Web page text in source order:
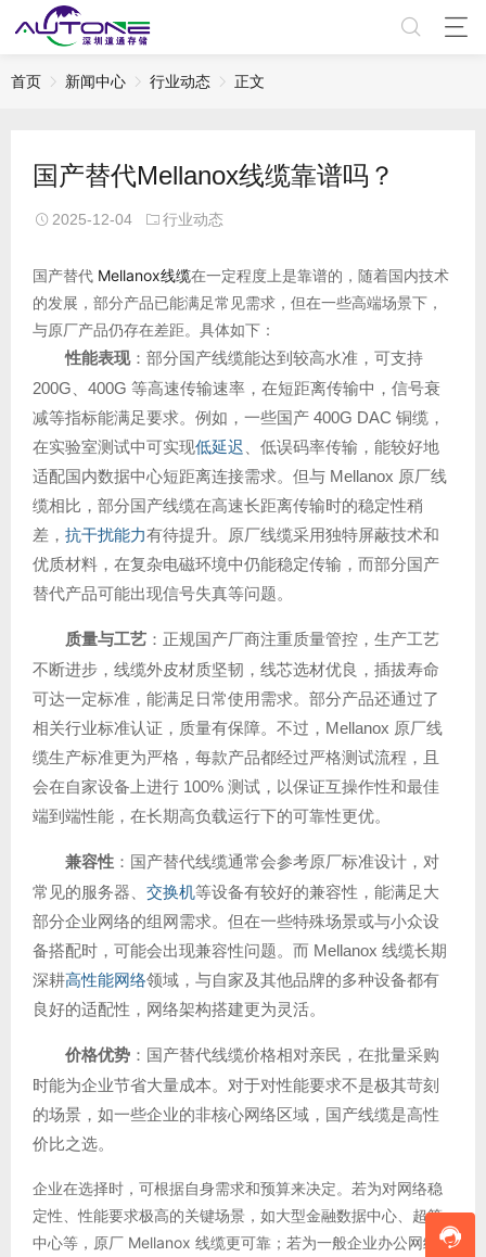
首页 新闻中心 行业动态 正文
国产替代Mellanox线缆靠谱吗？
2025-12-04 行业动态
国产替代 Mellanox线缆在一定程度上是靠谱的，随着国内技术
的发展，部分产品已能满足常见需求，但在一些高端场景下，
与原厂产品仍存在差距。具体如下：
性能表现：部分国产线缆能达到较高水准，可支持
200G、400G 等高速传输速率，在短距离传输中，信号衰
减等指标能满足要求。例如，一些国产 400G DAC 铜缆，
在实验室测试中可实现低延迟 、低误码率传输，能较好地
适配国内数据中心短距离连接需求。但与 Mellanox 原厂线
缆相比，部分国产线缆在高速长距离传输时的稳定性稍
差， 抗干扰能力有待提升。原厂线缆采用独特屏蔽技术和
优质材料，在复杂电磁环境中仍能稳定传输，而部分国产
替代产品可能出现信号失真等问题。
质量与工艺 ：正规国产厂商注重质量管控，生产工艺
不断进步，线缆外皮材质坚韧，线芯选材优良，插拔寿命
可达一定标准，能满足日常使用需求。部分产品还通过了
相关行业标准认证，质量有保障。不过，Mellanox 原厂线
缆生产标准更为严格，每款产品都经过严格测试流程，且
会在自家设备上进行 100% 测试，以保证互操作性和最佳
端到端性能，在长期高负载运行下的可靠性更优。
兼容性 ：国产替代线缆通常会参考原厂标准设计，对
常见的服务器、 交换机等设备有较好的兼容性，能满足大
部分企业网络的组网需求。但在一些特殊场景或与小众设
备搭配时，可能会出现兼容性问题。而 Mellanox 线缆长期
深耕高性能网络领域，与自家及其他品牌的多种设备都有
良好的适配性，网络架构搭建更为灵活。
价格优势 ：国产替代线缆价格相对亲民，在批量采购
时能为企业节省大量成本。对于对性能要求不是极其苛刻
的场景，如一些企业的非核心网络区域，国产线缆是高性
价比之选。
企业在选择时，可根据自身需求和预算来决定。若为对网络稳
定性、性能要求极高的关键场景，如大型金融数据中心、超算
中心等，原厂 Mellanox 线缆更可靠；若为一般企业办公网络或